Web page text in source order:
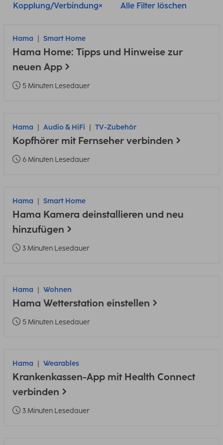
Kopplung/Verbindung Alle Filter löschen
Hama Smart Home
Hama Home: Tipps und Hinweise zur
neuen App
5 Minuten Lesedauer
Hama Audio & HiFi TV-Zubehör
Kopfhörer mit Fernseher verbinden
6 Minuten Lesedauer
Hama Smart Home
Hama Kamera deinstallieren und neu
hinzufügen
3 Minuten Lesedauer
Hama Wohnen
Hama Wetterstation einstellen
5 Minuten Lesedauer
Hama Wearables
Krankenkassen-App mit Health Connect
verbinden
3 Minuten Lesedauer